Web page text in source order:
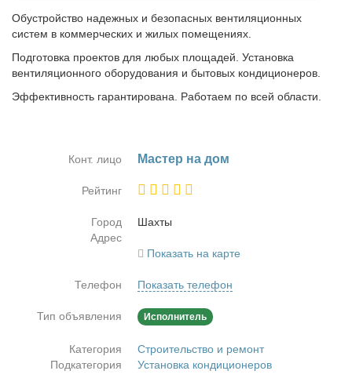
Обустройство надежных и безопасных вентиляционных
систем в коммерческих и жилых помещениях.
Подготовка проектов для любых площадей. Установка
вентиляционного оборудования и бытовых кондиционеров.
Эффективность гарантирована. Работаем по всей области.
Конт. лицо Ма­стер на дом
Рейтинг
Город
Шах­ты
Адрес
Показать на карте
Телефон Показать телефон
Тип объявления Исполнитель
Категория
Строительство и ремонт
Подкатегория
Установка кондиционеров